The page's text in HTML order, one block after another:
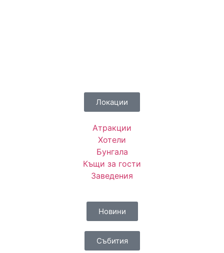
Локации
Атракции
Хотели
Бунгала
Къщи за гости
Заведения
Новини
Събития